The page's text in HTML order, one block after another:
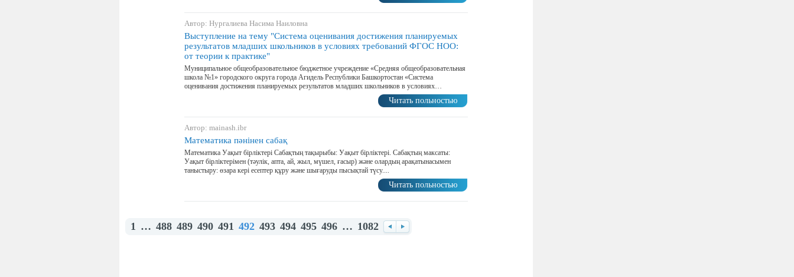
Автор: Нургалиева Насима Наиловна
Выступление на тему "Система оценивания достижения планируемых
результатов младших школьников в условиях требований ФГОС НОО:
от теории к практике"
Муниципальное общеобразовательное бюджетное учреждение «Средняя общеобразовательная
школа №1» городского округа города Агидель Республики Башкортостан «Система
оценивания достижения планируемых результатов младших школьников в условиях…
Читать польностью
Автор: mainash.ibr
Математика пәнінен сабақ
Математика Уақыт бірліктері Сабақтың тақырыбы: Уақыт бірліктері. Сабақтың максаты:
Уақыт бірліктерімен (тәулік, апта, ай, жыл, мүшел, ғасыр) және олардың арақатынасымен
таныстыру: өзара кері есептер құру және шығаруды пысықтай түсу....
Читать польностью
1 … 488 489 490 491 492 493 494 495 496 … 1082